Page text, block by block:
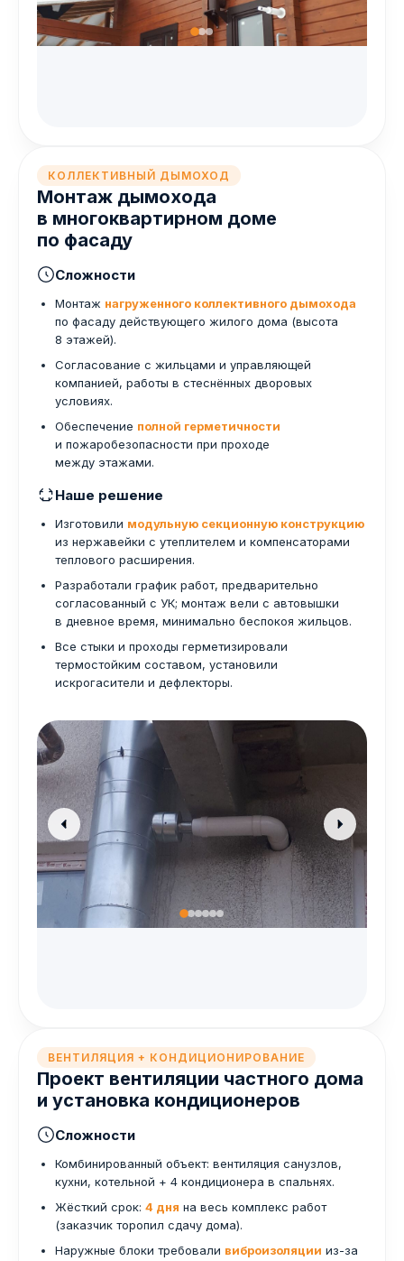
КОЛЛЕКТИВНЫЙ ДЫМОХОД
Монтаж дымохода
в многоквартирном доме
по фасаду
Сложности
Монтаж нагруженного коллективного дымохода
по фасаду действующего жилого дома (высота
8 этажей).
Согласование с жильцами и управляющей
компанией, работы в стеснённых дворовых
условиях.
Обеспечение полной герметичности
и пожаробезопасности при проходе
между этажами.
Наше решение
Изготовили модульную секционную конструкцию
из нержавейки с утеплителем и компенсаторами
теплового расширения.
Разработали график работ, предварительно
согласованный с УК; монтаж вели с автовышки
в дневное время, минимально беспокоя жильцов.
Все стыки и проходы герметизировали
термостойким составом, установили
искрогасители и дефлекторы.
ВЕНТИЛЯЦИЯ + КОНДИЦИОНИРОВАНИЕ
Проект вентиляции частного дома
и установка кондиционеров
Сложности
Комбинированный объект: вентиляция санузлов,
кухни, котельной + 4 кондиционера в спальнях.
Жёсткий срок: 4 дня на весь комплекс работ
(заказчик торопил сдачу дома).
Наружные блоки требовали виброизоляции из-за